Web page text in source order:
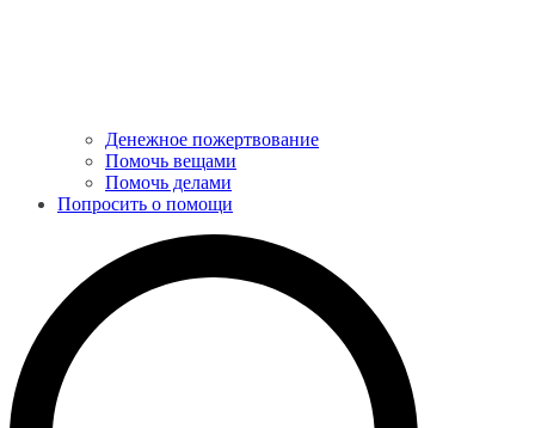
Денежное пожертвование
Помочь вещами
Помочь делами
Попросить о помощи